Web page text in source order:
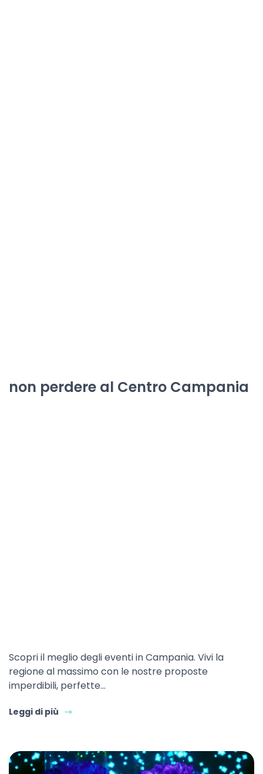
non perdere al Centro Campania
Scopri il meglio degli eventi in Campania. Vivi la
regione al massimo con le nostre proposte
imperdibili, perfette…
Leggi di più